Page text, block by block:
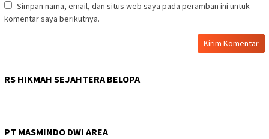
Simpan nama, email, dan situs web saya pada peramban ini untuk
komentar saya berikutnya.
RS HIKMAH SEJAHTERA BELOPA
PT MASMINDO DWI AREA